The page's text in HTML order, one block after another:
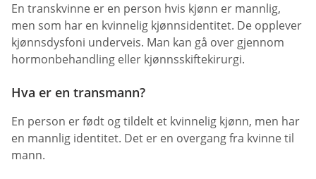
En transkvinne er en person hvis kjønn er mannlig,
men som har en kvinnelig kjønnsidentitet. De opplever
kjønnsdysfoni underveis. Man kan gå over gjennom
hormonbehandling eller kjønnsskiftekirurgi.
Hva er en transmann?
En person er født og tildelt et kvinnelig kjønn, men har
en mannlig identitet. Det er en overgang fra kvinne til
mann.